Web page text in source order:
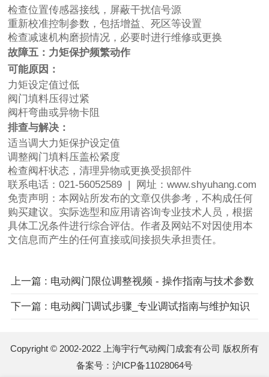
检查位置传感器接线，屏蔽干扰信号源
重新校准控制参数，包括增益、死区等设置
检查减速机构磨损情况，必要时进行维修或更换
故障五：力矩保护频繁动作
可能原因：
力矩设定值过低
阀门填料压得过紧
阀杆弯曲或异物卡阻
排查与解决：
适当调大力矩保护设定值
调整阀门填料压盖松紧度
检查阀杆状态，清理异物或更换受损部件
联系电话：021-56052589 | 网址：www.shyuhang.com
免责声明：本网站所发布的文章仅供参考，不构成任何
购买建议。实际选型和应用请咨询专业技术人员，根据
具体工况条件进行综合评估。作者及网站不对因使用本
文信息而产生的任何直接或间接损失承担责任。
上一篇 : 电动阀门限位调整视频 - 操作指南与技术参数
下一篇 : 电动阀门调试步骤_专业调试指南与维护知识
Copyright © 2002-2022 上海宇行气动阀门成套有公司 版权所有
备案号： 沪ICP备11028064号